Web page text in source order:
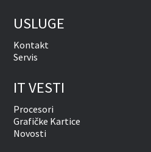
USLUGE
Kontakt
Servis
IT VESTI
Procesori
Grafičke Kartice
Novosti